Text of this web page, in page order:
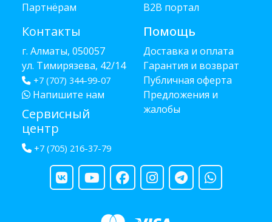
Партнёрам
Контакты
г. Алматы, 050057
ул. Тимирязева, 42/14
+7 (707) 344-99-07
Напишите нам
Сервисный
центр
+7 (705) 216-37-79
B2B портал
Помощь
Доставка и оплата
Гарантия и возврат
Публичная оферта
Предложения и
жалобы